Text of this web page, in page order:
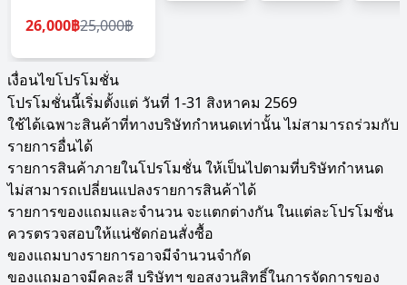
26,000฿25,000฿
เงื่อนไขโปรโมชั่น
โปรโมชั่นนี้เริ่มตั้งแต่ วันที่ 1-31 สิงหาคม 2569
ใช้ได้เฉพาะสินค้าที่ทางบริษัทกำหนดเท่านั้น ไม่สามารถร่วมกับ
รายการอื่นได้
รายการสินค้าภายในโปรโมชั่น ให้เป็นไปตามที่บริษัทกำหนด
ไม่สามารถเปลี่ยนแปลงรายการสินค้าได้
รายการของแถมและจำนวน จะแตกต่างกัน ในแต่ละโปรโมชั่น
ควรตรวจสอบให้แน่ชัดก่อนสั่งซื้อ
ของแถมบางรายการอาจมีจำนวนจำกัด
ของแถมอาจมีคละสี บริษัทฯ ขอสงวนสิทธิ์ในการจัดการของ